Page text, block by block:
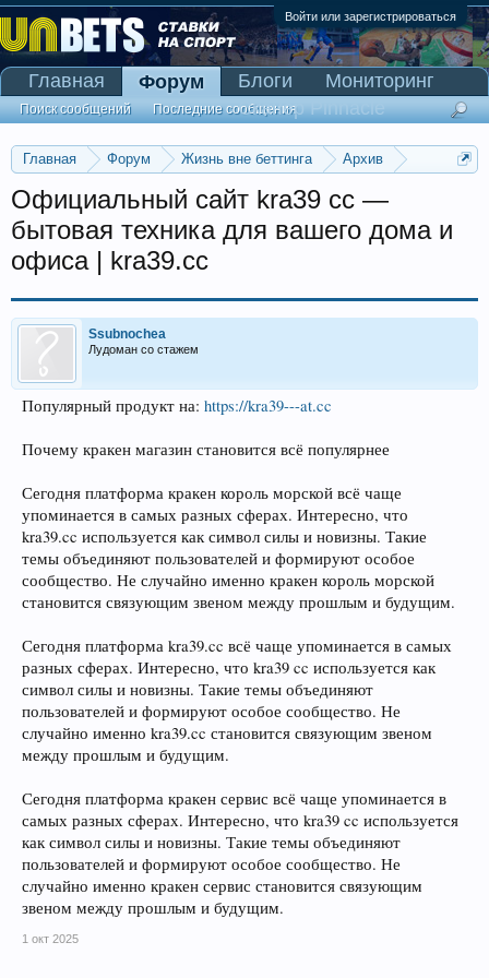
Войти или зарегистрироваться
Главная Форум Жизнь вне беттинга
Архив
Прогнозы на Олимпийские игры 2016
Официальный сайт kra39 cc —
бытовая техника для вашего дома и
офиса | kra39.cc
Ssubnochea
Лудоман со стажем
Популярный продукт на: https://kra39---at.cc
Почему кракен магазин становится всё популярнее
Сегодня платформа кракен король морской всё чаще
упоминается в самых разных сферах. Интересно, что
kra39.cc используется как символ силы и новизны. Такие
темы объединяют пользователей и формируют особое
сообщество. Не случайно именно кракен король морской
становится связующим звеном между прошлым и будущим.
Сегодня платформа kra39.cc всё чаще упоминается в самых
разных сферах. Интересно, что kra39 cc используется как
символ силы и новизны. Такие темы объединяют
пользователей и формируют особое сообщество. Не
случайно именно kra39.cc становится связующим звеном
между прошлым и будущим.
Сегодня платформа кракен сервис всё чаще упоминается в
самых разных сферах. Интересно, что kra39 cc используется
как символ силы и новизны. Такие темы объединяют
пользователей и формируют особое сообщество. Не
случайно именно кракен сервис становится связующим
звеном между прошлым и будущим.
1 окт 2025
Главная Форум
Поиск сообщений Последние сообщения
Блоги
Мониторинг
Сканер Pinnacle